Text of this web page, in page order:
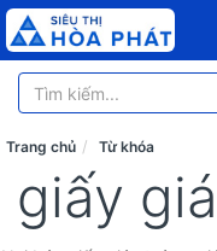
Trang chủ Từ khóa
giấy